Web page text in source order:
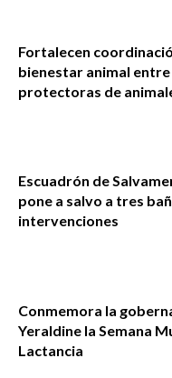
Fortalecen
bienestar animal entre
protectoras de
Escuadrón de
pone a salvo a tres
intervenciones
Conmemora la
Yeraldine la Semana
Lactancia